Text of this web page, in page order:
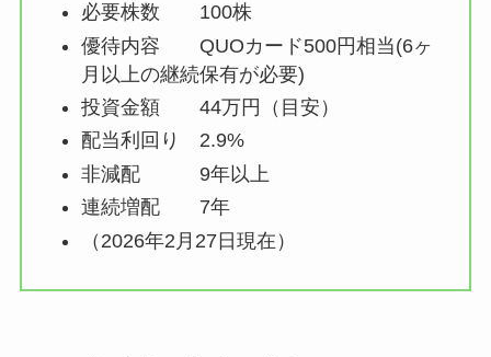
必要株数 100株
優待内容 QUOカード500円相当(6ヶ
月以上の継続保有が必要)
投資金額 44万円（目安）
配当利回り 2.9%
非減配 9年以上
連続増配 7年
（2026年2月27日現在）